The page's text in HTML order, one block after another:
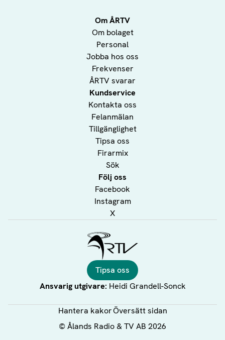
Om ÅRTV
Om bolaget
Personal
Jobba hos oss
Frekvenser
ÅRTV svarar
Kundservice
Kontakta oss
Felanmälan
Tillgänglighet
Tipsa oss
Firarmix
Sök
Följ oss
Facebook
Instagram
X
Tipsa oss
Ansvarig utgivare: Heidi Grandell-Sonck
Hantera kakorÖversätt sidan
©Ålands Radio & TV AB 2026